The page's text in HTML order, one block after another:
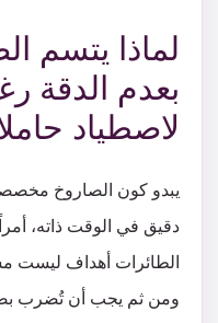
بعدم الدقة
لاصطياد
يبدو كون الصاروخ
دقيق في الوقت ذاته،
الطائرات أهداف ليست
ومن ثم يجب أن تُضرب